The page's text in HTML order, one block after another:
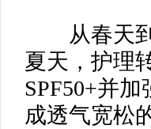
从春天到
夏天，护理
SPF50+并
成透气宽松